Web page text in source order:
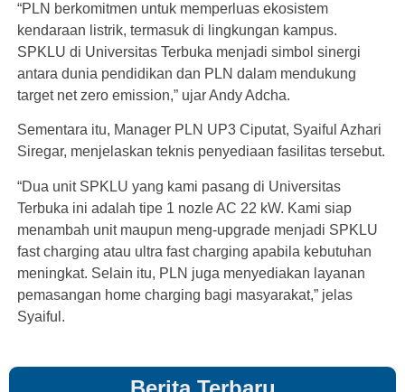
“PLN berkomitmen untuk memperluas ekosistem
kendaraan listrik, termasuk di lingkungan kampus.
SPKLU di Universitas Terbuka menjadi simbol sinergi
antara dunia pendidikan dan PLN dalam mendukung
target net zero emission,” ujar Andy Adcha.
Sementara itu, Manager PLN UP3 Ciputat, Syaiful Azhari
Siregar, menjelaskan teknis penyediaan fasilitas tersebut.
“Dua unit SPKLU yang kami pasang di Universitas
Terbuka ini adalah tipe 1 nozle AC 22 kW. Kami siap
menambah unit maupun meng-upgrade menjadi SPKLU
fast charging atau ultra fast charging apabila kebutuhan
meningkat. Selain itu, PLN juga menyediakan layanan
pemasangan home charging bagi masyarakat,” jelas
Syaiful.